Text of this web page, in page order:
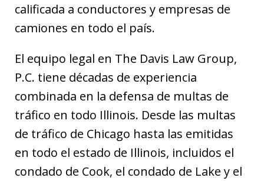
calificada a conductores y empresas de
camiones en todo el país.
El equipo legal en The Davis Law Group,
P.C. tiene décadas de experiencia
combinada en la defensa de multas de
tráfico en todo Illinois. Desde las multas
de tráfico de Chicago hasta las emitidas
en todo el estado de Illinois, incluidos el
condado de Cook, el condado de Lake y el